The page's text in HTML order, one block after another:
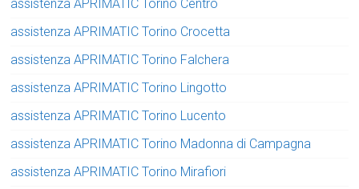
assistenza APRIMATIC Torino Centro
assistenza APRIMATIC Torino Crocetta
assistenza APRIMATIC Torino Falchera
assistenza APRIMATIC Torino Lingotto
assistenza APRIMATIC Torino Lucento
assistenza APRIMATIC Torino Madonna di Campagna
assistenza APRIMATIC Torino Mirafiori